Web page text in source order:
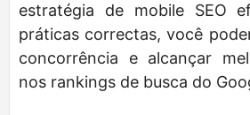
estratégia de mobile SEO
práticas correctas, você
concorrência e alcançar
nos rankings de busca do